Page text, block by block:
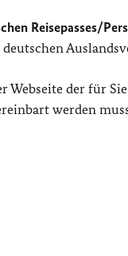
Reisepasses/
deutschen
Webseite der für
werden